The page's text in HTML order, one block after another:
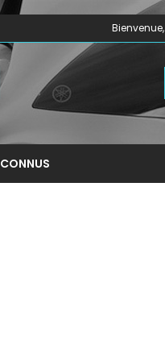
Bienvenue,